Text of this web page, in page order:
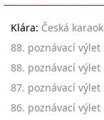
Klára: Česká
88. poznávací
88. poznávací
87. poznávací
86. poznávací